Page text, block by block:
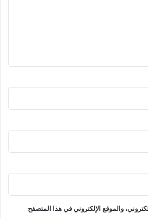
والموقع الإلكتروني في هذا المتصفح